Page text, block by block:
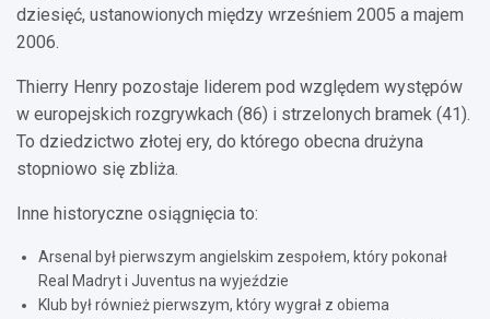
dziesięć, ustanowionych między wrześniem 2005 a majem
2006.
Thierry Henry pozostaje liderem pod względem występów
w europejskich rozgrywkach (86) i strzelonych bramek (41).
To dziedzictwo złotej ery, do którego obecna drużyna
stopniowo się zbliża.
Inne historyczne osiągnięcia to:
Arsenal był pierwszym angielskim zespołem, który pokonał
Real Madryt i Juventus na wyjeździe
Klub był również pierwszym, który wygrał z obiema